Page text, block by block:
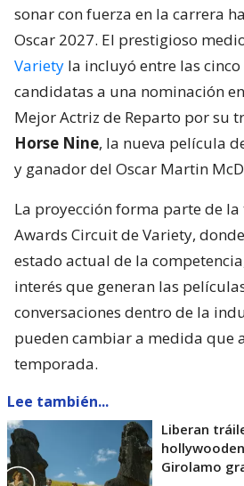
sonar con fuerza en la carrera
Oscar 2027. El prestigioso
Variety la incluyó entre las
candidatas a una nominación
Mejor Actriz de Reparto por su
Horse Nine, la nueva película
y ganador del Oscar Martin
La proyección forma parte de
Awards Circuit de Variety,
estado actual de la
interés que generan las
conversaciones dentro de la
pueden cambiar a medida que
temporada.
Lee también...
Liberan
Girolamo